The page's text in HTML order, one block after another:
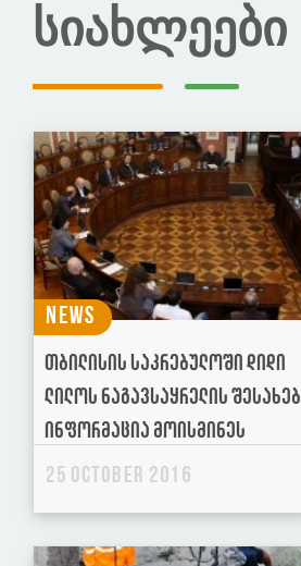
სიახლეები
News
თბილისის საკრებულოში დიდი
ლილოს ნაგავსაყრელის შესახებ
ინფორმაცია მოისმინეს
25 October 2016